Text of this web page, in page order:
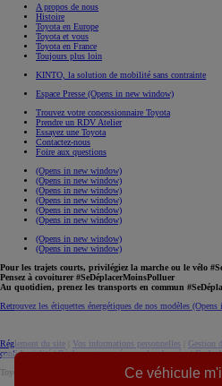
Ce véhicule
A propos de nous
Histoire
Toyota en Europe
Toyota et vous
Toyota en France
Toujours plus loin
KINTO, la solution de mobilité sans contrainte
Espace Presse (Opens in new window)
Trouvez votre concessionnaire Toyota
Prendre un RDV Atelier
Essayez une Toyota
Contactez-nous
Foire aux questions
(Opens in new window)
(Opens in new window)
(Opens in new window)
(Opens in new window)
(Opens in new window)
(Opens in new window)
(Opens in new window)
(Opens in new window)
Pour les trajets courts, privilégiez la marche ou le vélo
Pensez à covoiturer #SeDéplacerMoinsPolluer
Au quotidien, prenez les transports en commun
Retrouvez les étiquettes énergétiques de nos modèles (Opens
Réglement du site Vos informations personnelles Gestion
confidentialité|Règlement européen sur les données|Code
Toyota. Tous droits réservés. © 2026